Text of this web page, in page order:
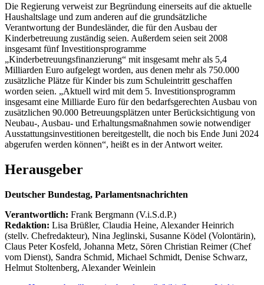
Die Regierung verweist zur Begründung einerseits auf die aktuelle
Haushaltslage und zum anderen auf die grundsätzliche
Verantwortung der Bundesländer, die für den Ausbau der
Kinderbetreuung zuständig seien. Außerdem seien seit 2008
insgesamt fünf Investitionsprogramme
„Kinderbetreuungsfinanzierung“ mit insgesamt mehr als 5,4
Milliarden Euro aufgelegt worden, aus denen mehr als 750.000
zusätzliche Plätze für Kinder bis zum Schuleintritt geschaffen
worden seien. „Aktuell wird mit dem 5. Investitionsprogramm
insgesamt eine Milliarde Euro für den bedarfsgerechten Ausbau von
zusätzlichen 90.000 Betreuungsplätzen unter Berücksichtigung von
Neubau-, Ausbau- und Erhaltungsmaßnahmen sowie notwendiger
Ausstattungsinvestitionen bereitgestellt, die noch bis Ende Juni 2024
abgerufen werden können“, heißt es in der Antwort weiter.
Herausgeber
Deutscher Bundestag, Parlamentsnachrichten
Verantwortlich: Frank Bergmann (V.i.S.d.P.)
Redaktion: Lisa Brüßler, Claudia Heine, Alexander Heinrich
(stellv. Chefredakteur), Nina Jeglinski, Susanne Ködel (Volontärin),
Claus Peter Kosfeld, Johanna Metz, Sören Christian Reimer (Chef
vom Dienst), Sandra Schmid, Michael Schmidt, Denise Schwarz,
Helmut Stoltenberg, Alexander Weinlein